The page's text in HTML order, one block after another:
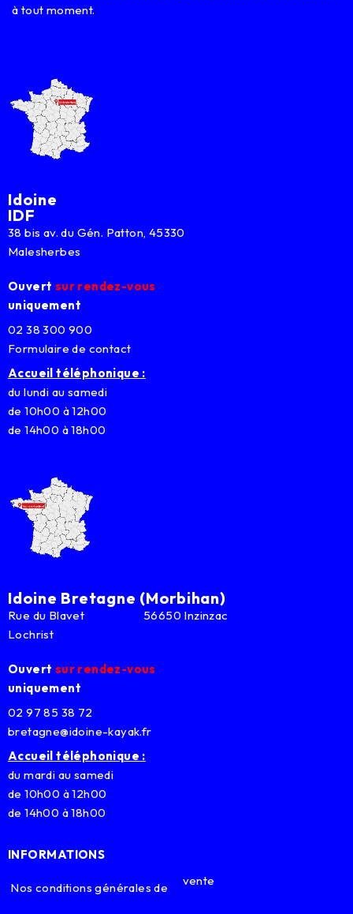
à tout moment.
Idoine
IDF
38 bis av. du Gén. Patton, 45330
Malesherbes
Ouvert sur rendez-vous
uniquement
02 38 300 900
Formulaire de contact
Accueil téléphonique :
du lundi au samedi
de 10h00 à 12h00
de 14h00 à 18h00
Idoine Bretagne (Morbihan)
Rue du Blavet 56650 Inzinzac
Lochrist
Ouvert sur rendez-vous
uniquement
02 97 85 38 72
bretagne@idoine-kayak.fr
Accueil téléphonique :
du mardi au samedi
de 10h00 à 12h00
de 14h00 à 18h00
INFORMATIONS
Nos conditions générales de vente